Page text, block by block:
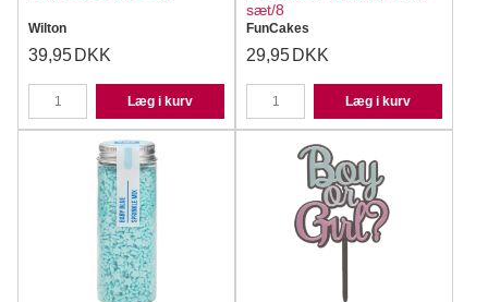
Wilton
39,95 DKK
Læg i kurv
sæt/8
FunCakes
29,95 DKK
Læg i kurv